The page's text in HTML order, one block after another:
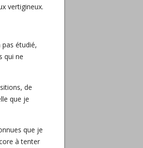
vertigineux.
pas étudié,
qui ne
de
que je
que je
à tenter